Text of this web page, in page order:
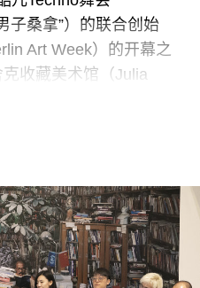
山做准备。
正式出发。
子桑拿”）的联合创始
Art Week）的开幕之
收藏美术馆（Julia
建筑的“致幻空间”。
techno的肉体残像效应
会一直持续跟着周末的
品是有关上瘾、消费和
的有效道具，在一个既